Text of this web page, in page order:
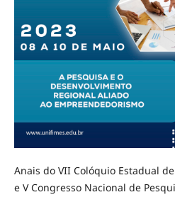
Anais do VII Colóquio Estadual
e V Congresso Nacional de